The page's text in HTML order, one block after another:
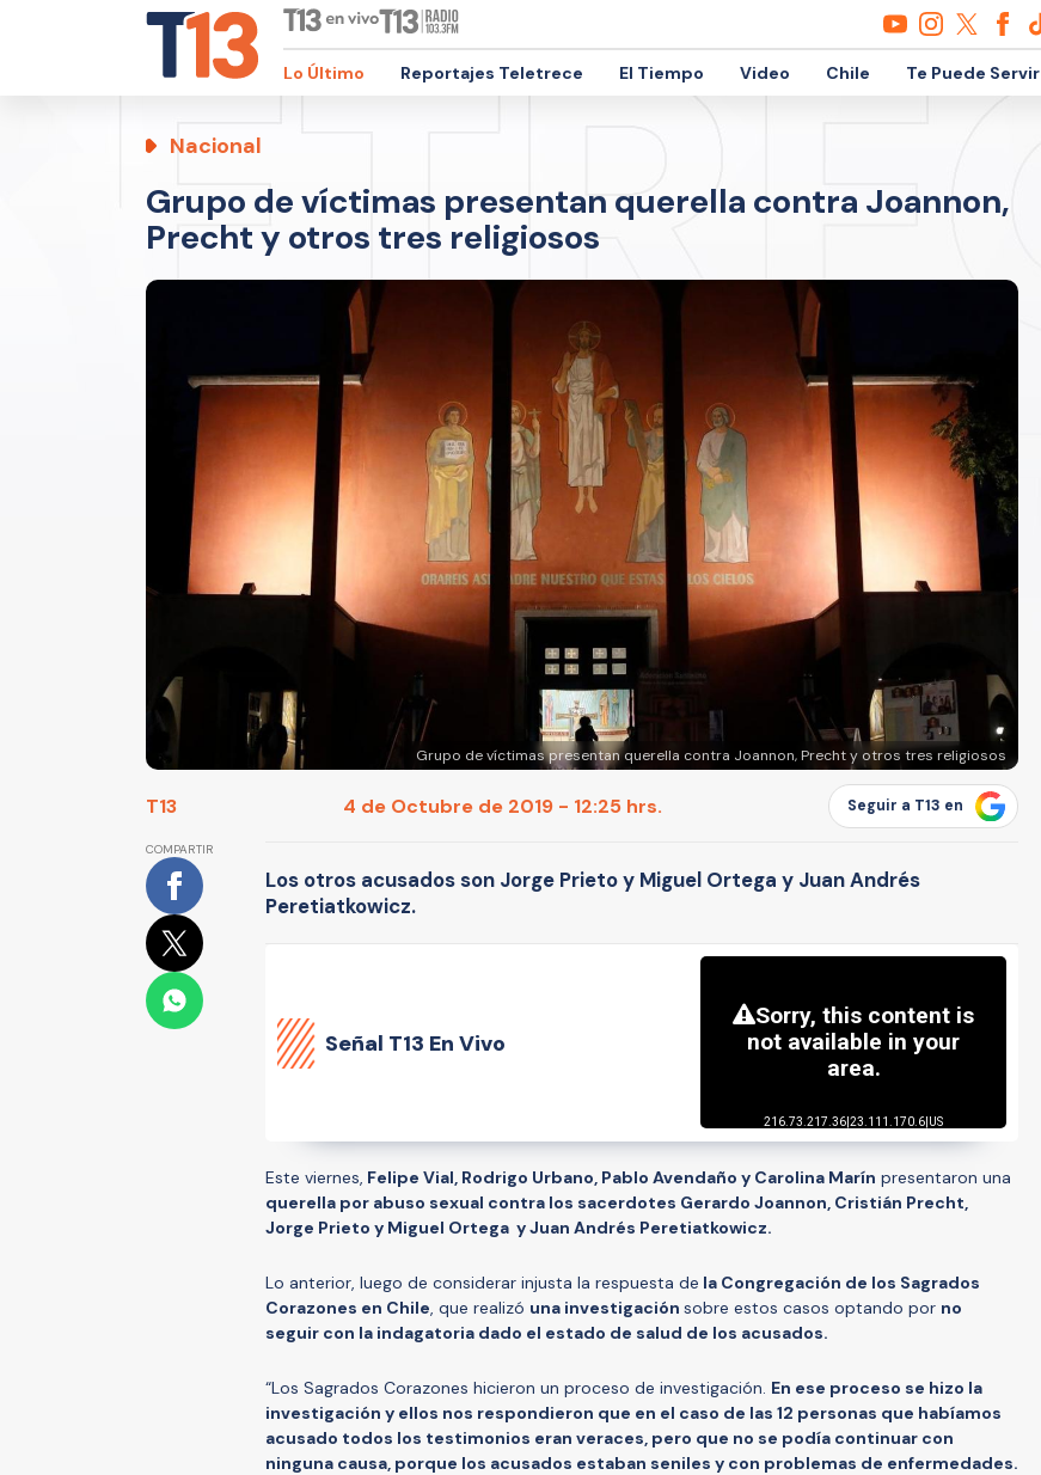
Lo Último Reportajes Teletrece El Tiempo Video Chile Te Puede Servir
Nacional
Grupo de víctimas presentan querella contra Joannon,
Precht y otros tres religiosos
Grupo de víctimas presentan querella contra Joannon, Precht y otros tres religiosos
T13 4 de Octubre de 2019 - 12:25 hrs. Seguir a T13 en
COMPARTIR
Los otros acusados son Jorge Prieto y Miguel Ortega y Juan Andrés
Peretiatkowicz.
Señal T13 En Vivo
Este viernes, Felipe Vial, Rodrigo Urbano, Pablo Avendaño y Carolina Marín presentaron una
querella por abuso sexual contra los sacerdotes Gerardo Joannon, Cristián Precht,
Jorge Prieto y Miguel Ortega y Juan Andrés Peretiatkowicz.
Lo anterior, luego de considerar injusta la respuesta de la Congregación de los Sagrados
Corazones en Chile, que realizó una investigación sobre estos casos optando por no
seguir con la indagatoria dado el estado de salud de los acusados.
“Los Sagrados Corazones hicieron un proceso de investigación. En ese proceso se hizo la
investigación y ellos nos respondieron que en el caso de las 12 personas que habíamos
acusado todos los testimonios eran veraces, pero que no se podía continuar con
ninguna causa, porque los acusados estaban seniles y con problemas de enfermedades.